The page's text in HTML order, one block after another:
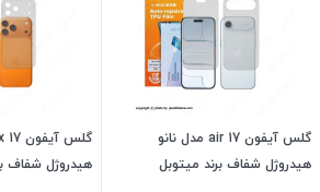
گلس آیفون 17 air مدل نانو
هیدروژل شفاف برند میتوبل
هیدروژل شفاف